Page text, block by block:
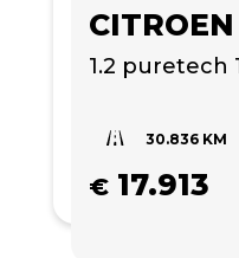
1.2 puretech
30.836 KM
€ 17.913